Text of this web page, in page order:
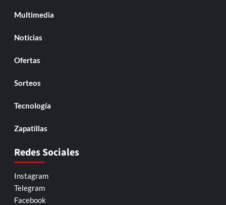
Multimedia
Noticias
Ofertas
Sorteos
Tecnología
Zapatillas
Redes Sociales
Instagram
Telegram
Facebook